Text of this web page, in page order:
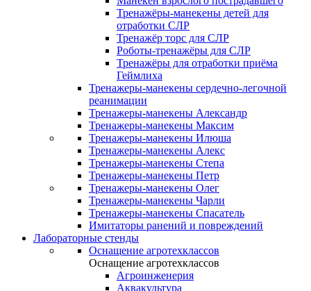
Тренажёры-манекены детей для
отработки СЛР
Тренажёр торс для СЛР
Роботы-тренажёры для СЛР
Тренажёры для отработки приёма
Геймлиха
Тренажеры-манекены сердечно-легочной
реанимации
Тренажеры-манекены Александр
Тренажеры-манекены Максим
Тренажеры-манекены Илюша
Тренажеры-манекены Алекс
Тренажеры-манекены Степа
Тренажеры-манекены Петр
Тренажеры-манекены Олег
Тренажеры-манекены Чарли
Тренажеры-манекены Спасатель
Имитаторы ранений и повреждений
Лабораторные стенды
Оснащение агротехклассов
Оснащение агротехклассов
Агроинженерия
Аквакультура